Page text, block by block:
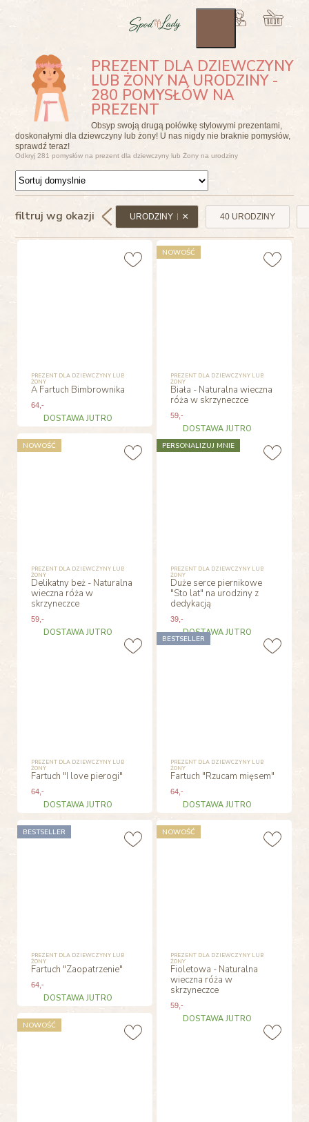
PREZENT DLA DZIEWCZYNY
LUB ŻONY NA URODZINY -
280 POMYSŁÓW NA
PREZENT
Obsyp swoją drugą połówkę stylowymi prezentami,
doskonałymi dla dziewczyny lub żony! U nas nigdy nie braknie pomysłów,
sprawdź teraz!
Odkryj 281 pomysłów na prezent dla dziewczyny lub Żony na urodziny
filtruj wg okazji URODZINY 40 URODZINY
PREZENT DLA DZIEWCZYNY LUB
ŻONY
A Fartuch Bimbrownika
64,-
DOSTAWA JUTRO
PREZENT DLA DZIEWCZYNY LUB
ŻONY
Biała - Naturalna wieczna
róża w skrzyneczce
59 ,-
DOSTAWA JUTRO
NOWOŚĆ
PREZENT DLA DZIEWCZYNY LUB
ŻONY
Delikatny beż - Naturalna
wieczna róża w
skrzyneczce
59,-
DOSTAWA JUTRO
NOWOŚĆ
PREZENT DLA DZIEWCZYNY LUB
ŻONY
Duże serce piernikowe
"Sto lat" na urodziny z
dedykacją
39 ,-
DOSTAWA JUTRO
PERSONALIZUJ MNIE
PREZENT DLA DZIEWCZYNY LUB
ŻONY
Fartuch "I love pierogi"
64,-
DOSTAWA JUTRO
PREZENT DLA DZIEWCZYNY LUB
ŻONY
Fartuch "Rzucam mięsem"
64 ,-
DOSTAWA JUTRO
BESTSELLER
PREZENT DLA DZIEWCZYNY LUB
ŻONY
Fartuch "Zaopatrzenie"
64,-
DOSTAWA JUTRO
BESTSELLER
PREZENT DLA DZIEWCZYNY LUB
ŻONY
Fioletowa - Naturalna
wieczna róża w
skrzyneczce
59 ,-
DOSTAWA JUTRO
NOWOŚĆ
NOWOŚĆ